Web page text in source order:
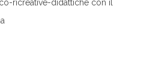
ricreative-didattiche con il